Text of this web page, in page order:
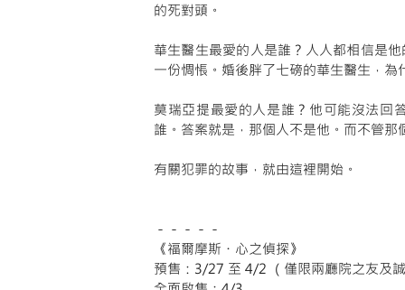
的死對頭。
華生醫生最愛的人是誰？人人都相信是
一份惆悵。婚後胖了七磅的華生醫生，
莫瑞亞提最愛的人是誰？他可能沒法回
誰。答案就是，那個人不是他。而不管
有關犯罪的故事，就由這裡開始。
－－－－－
《福爾摩斯・心之偵探》
預售：3/27 至 4/2 （僅限兩廳院之友及